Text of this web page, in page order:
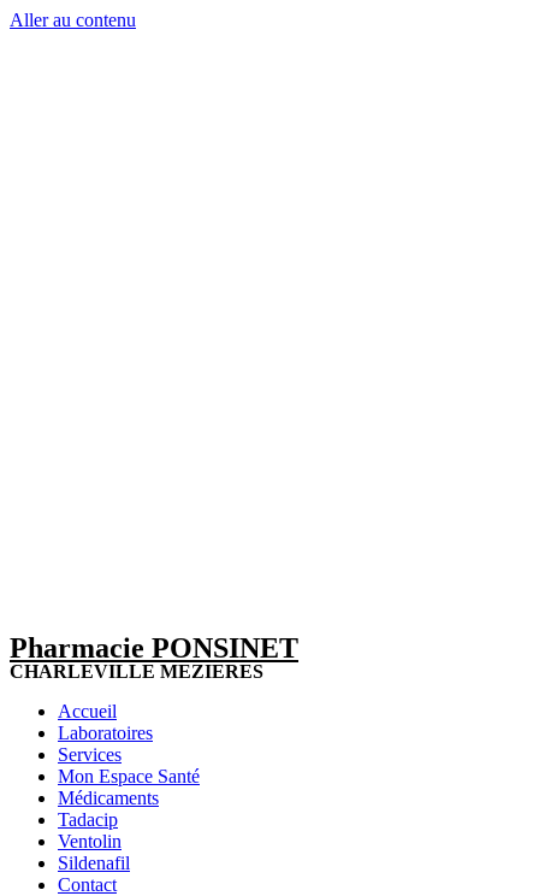
Aller au contenu
Pharmacie PONSINET
CHARLEVILLE MEZIERES
Accueil
Laboratoires
Services
Mon Espace Santé
Médicaments
Tadacip
Ventolin
Sildenafil
Contact